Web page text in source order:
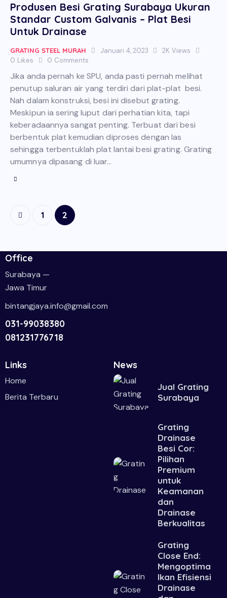
Produsen Besi Grating Surabaya Ukuran
Standar Custom Galvanis – Plat Besi
Untuk Drainase
GRATING STEEL MURAH Januari 4, 2023 2K Views
0 Likes 0 Comments
Jika anda pernah ke SPU, anda pasti pernah melihat
penutup saluran air yang terdiri dari plat-plat besi.
Nah dalam konstruksi, besi ini disebut grating.
Meskipun ia sering luput dari perhatian kita, tapi
keberadaannya sangat penting. Terbuat dari besi
berbentuk plat kemudian diproses dengan las
sehingga terbentuklah plat lantai besi grating. Grating
umumnya dipasang di luar…
1 2
Office
Surabaya —
Jawa Timur
bintangjaya.info@gmail.com
031-99038380
081231776718
Links
Home
Berita Terbaru
News
Jual Grating
Surabaya
Grating
Drainase
Besi Cor:
Pilihan
Premium
untuk
Keamanan
dan
Drainase
Berkualitas
Grating
Close End:
Mengoptima
lkan Efisiensi
Drainase